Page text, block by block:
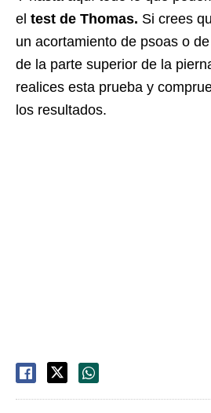
el test de Thomas. Si crees
un acortamiento de psoas o
de la parte superior de la
realices esta prueba y
los resultados.